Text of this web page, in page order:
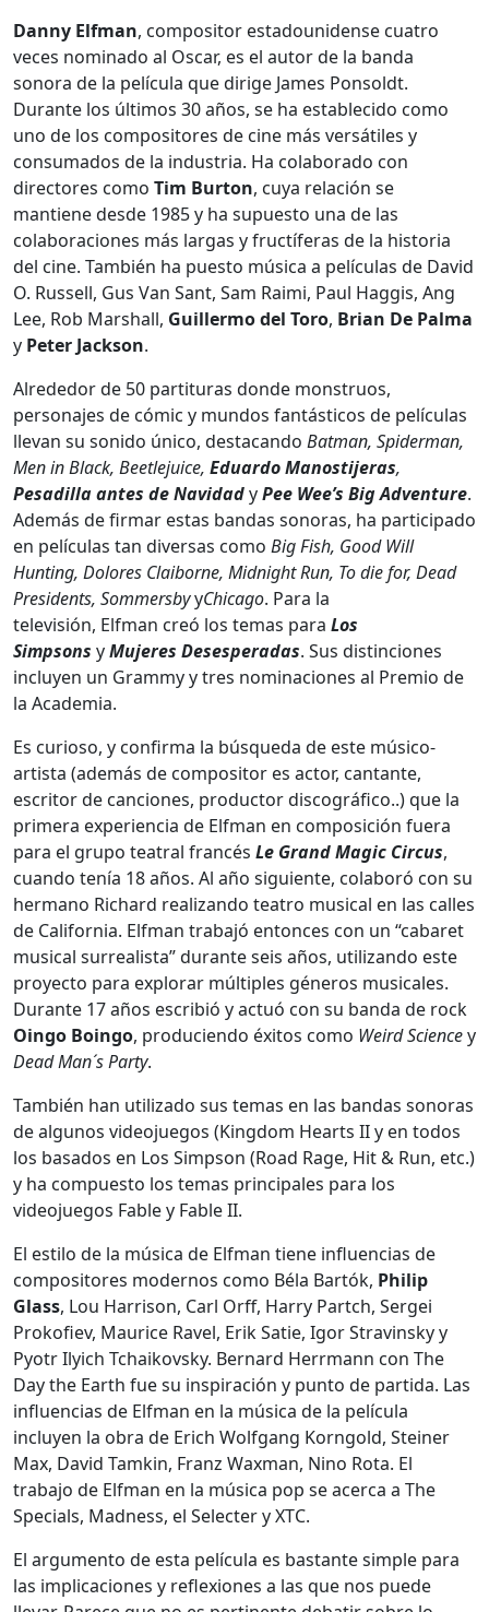
Danny Elfman, compositor estadounidense cuatro
veces nominado al Oscar, es el autor de la banda
sonora de la película que dirige James Ponsoldt.
Durante los últimos 30 años, se ha establecido como
uno de los compositores de cine más versátiles y
consumados de la industria. Ha colaborado con
directores como Tim Burton, cuya relación se
mantiene desde 1985 y ha supuesto una de las
colaboraciones más largas y fructíferas de la historia
del cine. También ha puesto música a películas de David
O. Russell, Gus Van Sant, Sam Raimi, Paul Haggis, Ang
Lee, Rob Marshall, Guillermo del Toro, Brian De Palma
y Peter Jackson.
Alrededor de 50 partituras donde monstruos,
personajes de cómic y mundos fantásticos de películas
llevan su sonido único, destacando Batman, Spiderman,
Men in Black, Beetlejuice, Eduardo Manostijeras,
Pesadilla antes de NavidadyPee Wee’s Big Adventure.
Además de firmar estas bandas sonoras, ha participado
en películas tan diversas como Big Fish, Good Will
Hunting, Dolores Claiborne, Midnight Run, To die for, Dead
Presidents, SommersbyyChicago. Para la
televisión, Elfman creó los temas para Los
Simpsons yMujeres Desesperadas. Sus distinciones
incluyen un Grammy y tres nominaciones al Premio de
la Academia.
Es curioso, y confirma la búsqueda de este músico-
artista (además de compositor es actor, cantante,
escritor de canciones, productor discográfico..) que la
primera experiencia de Elfman en composición fuera
para el grupo teatral francés Le Grand Magic Circus,
cuando tenía 18 años. Al año siguiente, colaboró ​​con su
hermano Richard realizando teatro musical en las calles
de California. Elfman trabajó entonces con un “cabaret
musical surrealista” durante seis años, utilizando este
proyecto para explorar múltiples géneros musicales.
Durante 17 años escribió y actuó con su banda de rock
Oingo Boingo, produciendo éxitos como Weird Sciencey
Dead Man´s Party.
También han utilizado sus temas en las bandas sonoras
de algunos videojuegos (Kingdom Hearts II y en todos
los basados en Los Simpson (Road Rage, Hit & Run, etc.)
y ha compuesto los temas principales para los
videojuegos Fable y Fable II.
El estilo de la música de Elfman tiene influencias de
compositores modernos como Béla Bartók, Philip
Glass, Lou Harrison, Carl Orff, Harry Partch, Sergei
Prokofiev, Maurice Ravel, Erik Satie, Igor Stravinsky y
Pyotr Ilyich Tchaikovsky. Bernard Herrmann con The
Day the Earth fue su inspiración y punto de partida. Las
influencias de Elfman en la música de la película
incluyen la obra de Erich Wolfgang Korngold, Steiner
Max, David Tamkin, Franz Waxman, Nino Rota. El
trabajo de Elfman en la música pop se acerca a The
Specials, Madness, el Selecter y XTC.
El argumento de esta película es bastante simple para
las implicaciones y reflexiones a las que nos puede